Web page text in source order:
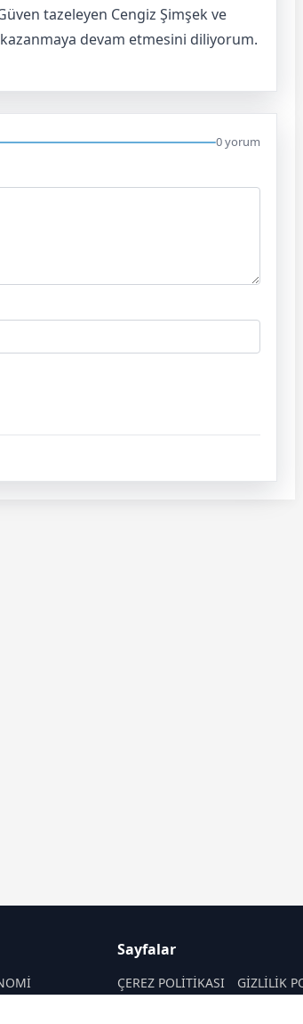
tazeleyen Cengiz Şimşek ve
devam etmesini diliyorum.
0 yorum
Sayfalar
ÇEREZ POLİTİKASI
GİZLİLİK